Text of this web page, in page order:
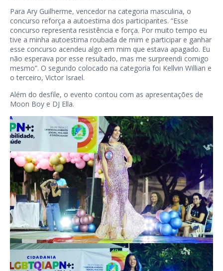
Para Ary Guilherme, vencedor na categoria masculina, o
concurso reforça a autoestima dos participantes. “Esse
concurso representa resistência e força. Por muito tempo eu
tive a minha autoestima roubada de mim e participar e ganhar
esse concurso acendeu algo em mim que estava apagado. Eu
não esperava por esse resultado, mas me surpreendi comigo
mesmo”. O segundo colocado na categoria foi Kellvin Willian e
o terceiro, Victor Israel.
Além do desfile, o evento contou com as apresentações de
Moon Boy e DJ Ella.